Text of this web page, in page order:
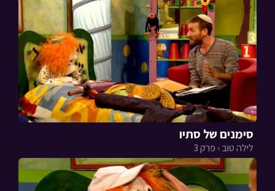
סימנים של סתיו
לילה טוב › פרק 3